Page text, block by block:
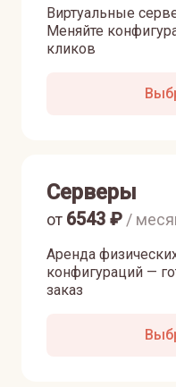
Виртуальные
Меняйте
кликов
Серверы
Аренда
конфигураций —
заказ
от 6543 ₽ /